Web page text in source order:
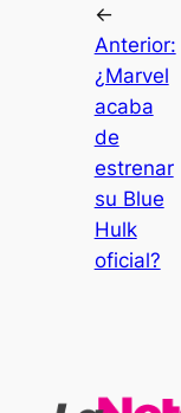
←
Anterior:
¿Marvel
acaba
de
estrenar
su Blue
Hulk
oficial?